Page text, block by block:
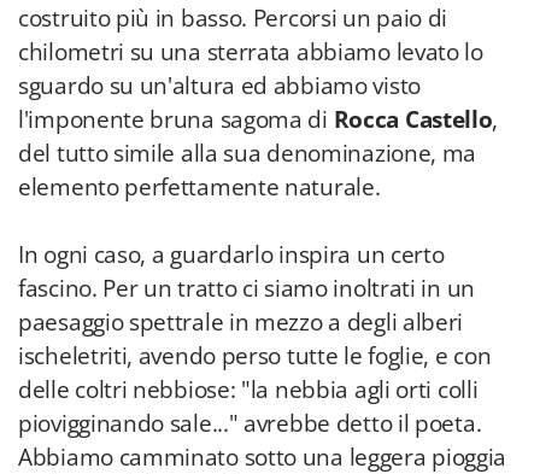
costruito più in basso. Percorsi un paio di
chilometri su una sterrata abbiamo levato lo
sguardo su un'altura ed abbiamo visto
l'imponente bruna sagoma di Rocca Castello,
del tutto simile alla sua denominazione, ma
elemento perfettamente naturale.
In ogni caso, a guardarlo inspira un certo
fascino. Per un tratto ci siamo inoltrati in un
paesaggio spettrale in mezzo a degli alberi
ischeletriti, avendo perso tutte le foglie, e con
delle coltri nebbiose: "la nebbia agli orti colli
piovigginando sale..." avrebbe detto il poeta.
Abbiamo camminato sotto una leggera pioggia